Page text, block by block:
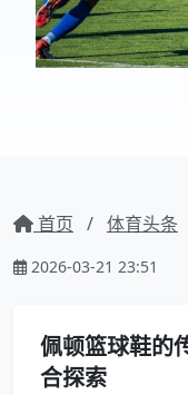
首页 / 体育头条
2026-03-21 23:51
佩顿篮球鞋的
合探索